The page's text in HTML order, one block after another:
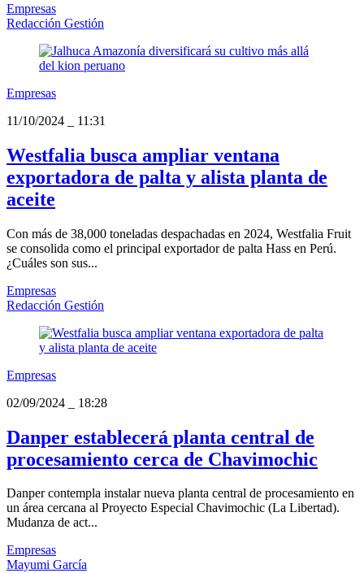
Empresas
Redacción Gestión
Empresas
11/10/2024
11:31
Westfalia busca ampliar ventana
exportadora de palta y alista planta de
aceite
Con más de 38,000 toneladas despachadas en 2024, Westfalia Fruit
se consolida como el principal exportador de palta Hass en Perú.
¿Cuáles son sus...
Empresas
Redacción Gestión
Empresas
02/09/2024
18:28
Danper establecerá planta central de
procesamiento cerca de Chavimochic
Danper contempla instalar nueva planta central de procesamiento en
un área cercana al Proyecto Especial Chavimochic (La Libertad).
Mudanza de act...
Empresas
Mayumi García